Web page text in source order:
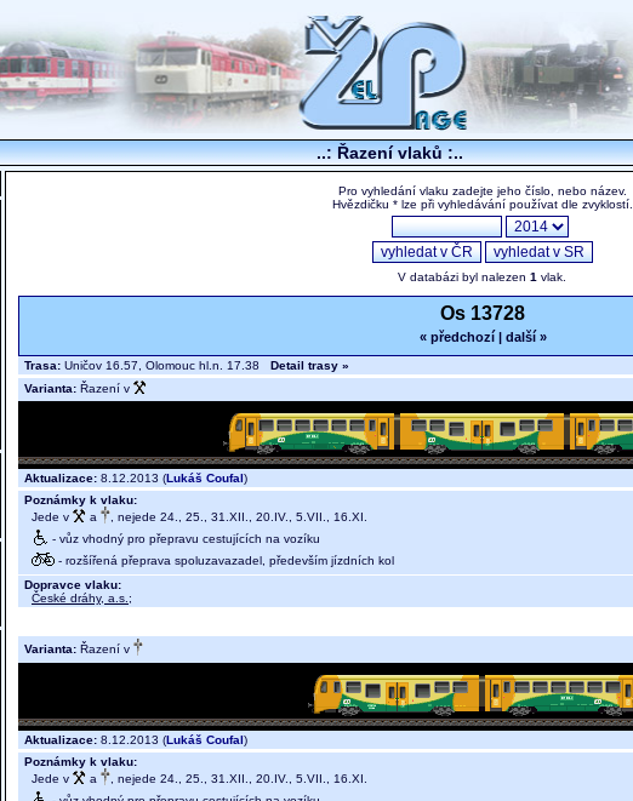
..: Řazení vlaků :..
Pro vyhledání vlaku zadejte jeho číslo, nebo název.
Hvězdičku * lze při vyhledávání používat dle zvyklostí.
V databázi byl nalezen 1 vlak.
Os 13728
« předchozí| další »
Trasa: Uničov 16.57, Olomouc hl.n. 17.38 Detail trasy »
Varianta: Řazení v
Aktualizace: 8.12.2013 (Lukáš Coufal)
Poznámky k vlaku:
Jede v
a
, nejede 24., 25., 31.XII., 20.IV., 5.VII., 16.XI.
- vůz vhodný pro přepravu cestujících na vozíku
- rozšířená přeprava spoluzavazadel, především jízdních kol
Dopravce vlaku:
České dráhy, a.s. ;
Varianta: Řazení v
Aktualizace: 8.12.2013 (Lukáš Coufal)
Poznámky k vlaku:
Jede v
a
, nejede 24., 25., 31.XII., 20.IV., 5.VII., 16.XI.